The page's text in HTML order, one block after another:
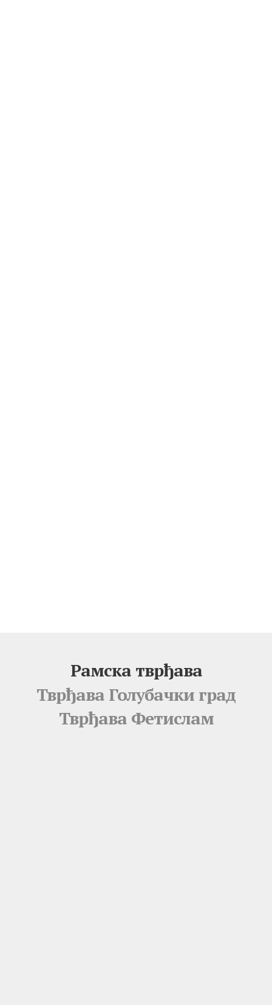
Рамска тврђава
Тврђава Голубачки град
Тврђава Фетислам